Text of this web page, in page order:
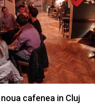
cafenea in Cluj